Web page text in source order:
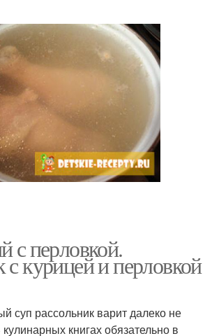
с перловкой.
с курицей и перловкой
суп рассольник варит далеко не
книгах обязательно в